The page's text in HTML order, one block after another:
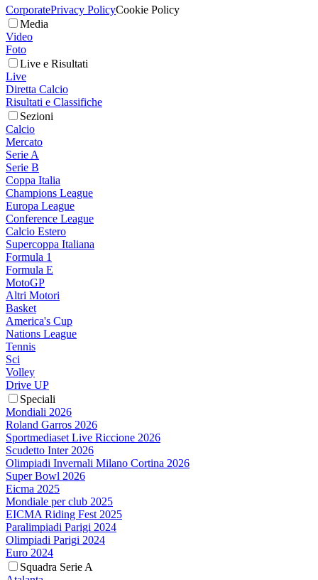
CorporatePrivacy PolicyCookie Policy
Media
Video
Foto
Live e Risultati
Live
Diretta Calcio
Risultati e Classifiche
Sezioni
Calcio
Mercato
Serie A
Serie B
Coppa Italia
Champions League
Europa League
Conference League
Calcio Estero
Supercoppa Italiana
Formula 1
Formula E
MotoGP
Altri Motori
Basket
America's Cup
Nations League
Tennis
Sci
Volley
Drive UP
Speciali
Mondiali 2026
Roland Garros 2026
Sportmediaset Live Riccione 2026
Scudetto Inter 2026
Olimpiadi Invernali Milano Cortina 2026
Super Bowl 2026
Eicma 2025
Mondiale per club 2025
EICMA Riding Fest 2025
Paralimpiadi Parigi 2024
Olimpiadi Parigi 2024
Euro 2024
Squadra Serie A